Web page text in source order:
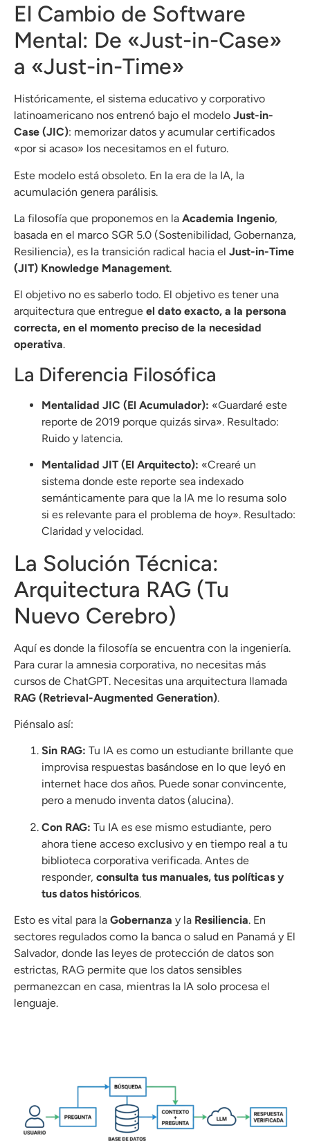
El Cambio de Software
Mental: De «Just-in-Case»
a «Just-in-Time»
Históricamente, el sistema educativo y corporativo
latinoamericano nos entrenó bajo el modelo Just-in-
Case (JIC): memorizar datos y acumular certificados
«por si acaso» los necesitamos en el futuro.
Este modelo está obsoleto. En la era de la IA, la
acumulación genera parálisis.
La filosofía que proponemos en la Academia Ingenio,
basada en el marco SGR 5.0 (Sostenibilidad, Gobernanza,
Resiliencia), es la transición radical hacia el Just-in-Time
(JIT) Knowledge Management.
El objetivo no es saberlo todo. El objetivo es tener una
arquitectura que entregue el dato exacto, a la persona
correcta, en el momento preciso de la necesidad
operativa.
La Diferencia Filosófica
Mentalidad JIC (El Acumulador): «Guardaré este
reporte de 2019 porque quizás sirva». Resultado:
Ruido y latencia.
Mentalidad JIT (El Arquitecto): «Crearé un
sistema donde este reporte sea indexado
semánticamente para que la IA me lo resuma solo
si es relevante para el problema de hoy». Resultado:
Claridad y velocidad.
La Solución Técnica:
Arquitectura RAG (Tu
Nuevo Cerebro)
Aquí es donde la filosofía se encuentra con la ingeniería.
Para curar la amnesia corporativa, no necesitas más
cursos de ChatGPT. Necesitas una arquitectura llamada
RAG (Retrieval-Augmented Generation).
Piénsalo así:
Sin RAG: Tu IA es como un estudiante brillante que
improvisa respuestas basándose en lo que leyó en
internet hace dos años. Puede sonar convincente,
pero a menudo inventa datos (alucina).
Con RAG: Tu IA es ese mismo estudiante, pero
ahora tiene acceso exclusivo y en tiempo real a tu
biblioteca corporativa verificada. Antes de
responder, consulta tus manuales, tus políticas y
tus datos históricos.
Esto es vital para la Gobernanza y la Resiliencia. En
sectores regulados como la banca o salud en Panamá y El
Salvador, donde las leyes de protección de datos son
estrictas, RAG permite que los datos sensibles
permanezcan en casa, mientras la IA solo procesa el
lenguaje.